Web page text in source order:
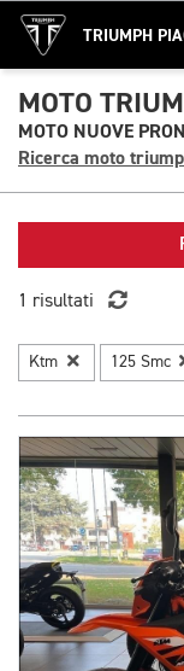
TRIUMPH
MOTO
MOTO NUOVE
Ricerca moto
1 risultati
Ktm 125 Smc